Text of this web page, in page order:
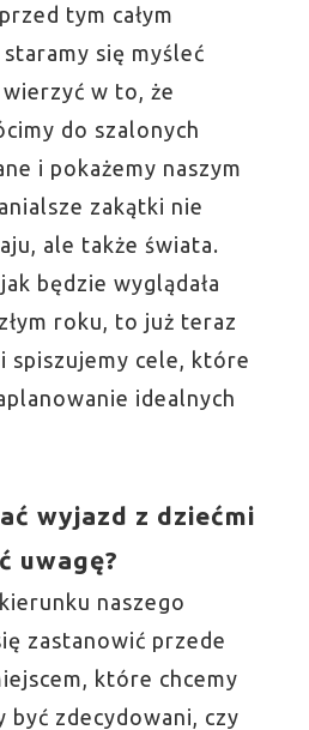
tym całym
się myśleć
w to, że
do szalonych
i pokażemy naszym
zakątki nie
ale także świata.
będzie wyglądała
roku, to już teraz
spiszujemy cele, które
idealnych
wyjazd z dziećmi
uwagę?
naszego
zastanowić przede
które chcemy
być zdecydowani, czy